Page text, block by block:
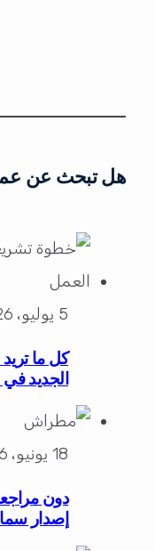
هل تبحث عن
5 يوليو، 2026
كل ما
الجديد
18 يونيو، 2026
دون
إصدار